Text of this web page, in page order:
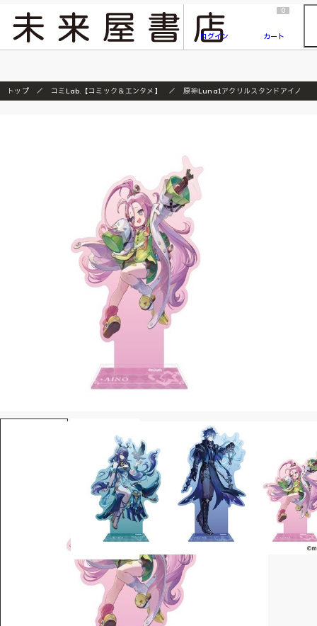
『ONE PIECE magazine 021 ONE PIECEカード付き同梱版』発売延期のご案内
ログイン
0
カート
トップ コミLab.【コミック＆エンタメ】 原神Luna1アクリルスタンドアイノ